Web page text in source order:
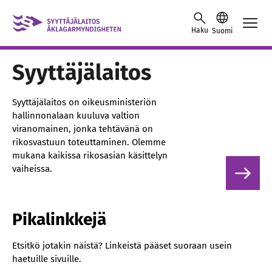
Skip to content -saavutettavuusohje
Haku Suomi
Syyttäjälaitos
Syyttäjälaitos on oikeusministeriön
hallinnonalaan kuuluva valtion
viranomainen, jonka tehtävänä on
rikosvastuun toteuttaminen. Olemme
mukana kaikissa rikosasian käsittelyn
vaiheissa.
Pikalinkkejä
Etsitkö jotakin näistä? Linkeistä pääset suoraan usein
haetuille sivuille.